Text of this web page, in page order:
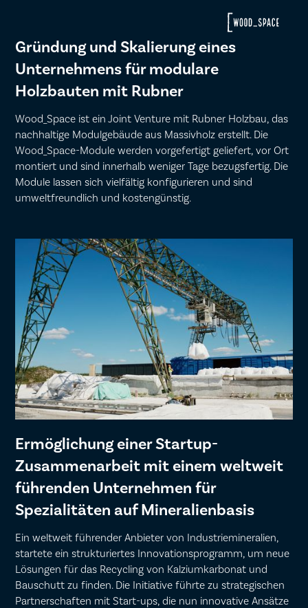
Gründung und Skalierung eines
Unternehmens für modulare
Holzbauten mit Rubner
Wood_Space ist ein Joint Venture mit Rubner Holzbau, das
nachhaltige Modulgebäude aus Massivholz erstellt. Die
Wood_Space-Module werden vorgefertigt geliefert, vor Ort
montiert und sind innerhalb weniger Tage bezugsfertig. Die
Module lassen sich vielfältig konfigurieren und sind
umweltfreundlich und kostengünstig.
Ermöglichung einer Startup-
Zusammenarbeit mit einem weltweit
führenden Unternehmen für
Spezialitäten auf Mineralienbasis
Ein weltweit führender Anbieter von Industriemineralien,
startete ein strukturiertes Innovationsprogramm, um neue
Lösungen für das Recycling von Kalziumkarbonat und
Bauschutt zu finden. Die Initiative führte zu strategischen
Partnerschaften mit Start-ups, die nun innovative Ansätze